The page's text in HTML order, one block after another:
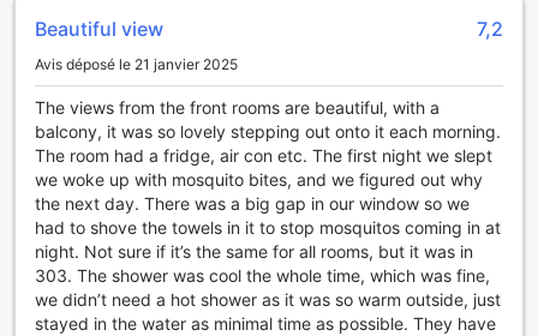
Le Rang Dong Hotel s'assure également que vous restiez
connecté grâce à un accès Wi-Fi gratuit dans toutes les
chambres et dans les espaces publics. Pour les fumeurs,
une zone fumeur désignée est mise en place pour garantir
le confort de tous les clients. L'enregistrement et le départ
rapides vous permettront de profiter de votre temps sans
tracas, tandis que le service de bagages et le ménage
quotidien ajoutent une touche supplémentaire de
commodité. Avec une buanderie sur place, vous pourrez
facilement gérer vos besoins en matière de linge, rendant
votre séjour encore plus agréable.
Les installations de transport au Rang Dong Hotel
Beautiful view 7,2
Avis déposé le 21 janvier 2025
The views from the front rooms are beautiful, with a
balcony, it was so lovely stepping out onto it each morning.
The room had a fridge, air con etc. The first night we slept
we woke up with mosquito bites, and we figured out why
the next day. There was a big gap in our window so we
had to shove the towels in it to stop mosquitos coming in at
night. Not sure if it’s the same for all rooms, but it was in
303. The shower was cool the whole time, which was fine,
we didn’t need a hot shower as it was so warm outside, just
stayed in the water as minimal time as possible. They have